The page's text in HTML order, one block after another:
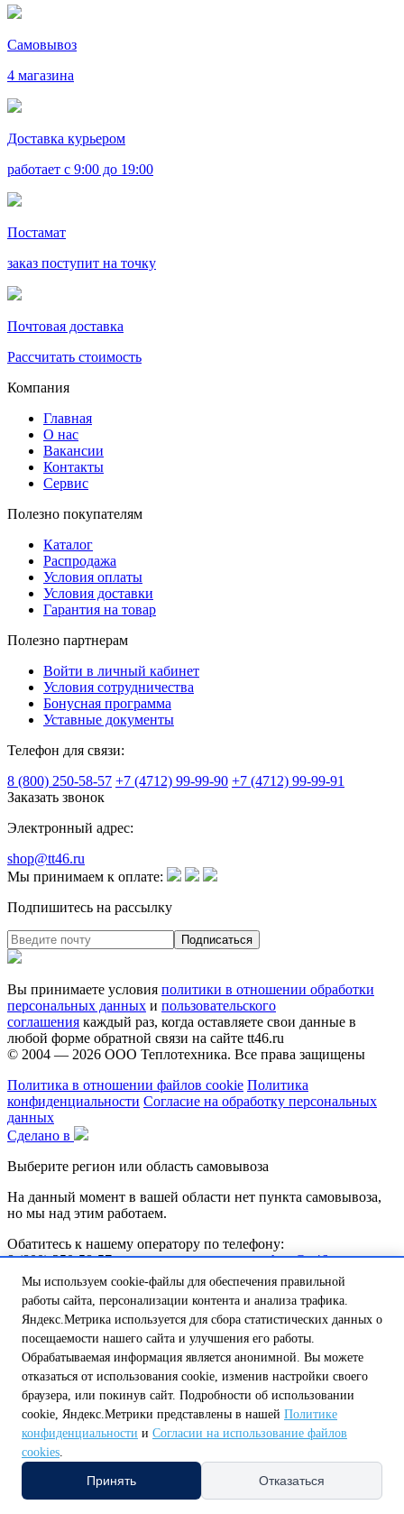
Самовывоз
4 магазина
Доставка курьером
работает с 9:00 до 19:00
Постамат
заказ поступит на точку
Почтовая доставка
Рассчитать стоимость
Компания
Главная
О нас
Вакансии
Контакты
Сервис
Полезно покупателям
Каталог
Распродажа
Условия оплаты
Условия доставки
Гарантия на товар
Полезно партнерам
Войти в личный кабинет
Условия сотрудничества
Бонусная программа
Уставные документы
Телефон для связи:
8 (800) 250-58-57 +7 (4712) 99-99-90 +7 (4712) 99-99-91
Заказать звонок
Электронный адрес:
shop@tt46.ru
Мы принимаем к оплате:
Подпишитесь на рассылку
Вы принимаете условия политики в отношении обработки
персональных данных и пользовательского
соглашения каждый раз, когда оставляете свои данные в
любой форме обратной связи на сайте tt46.ru
© 2004 — 2026 ООО Теплотехника. Все права защищены
Политика в отношении файлов cookie Политика
конфиденциальности Согласие на обработку персональных
данных
Сделано в
Выберите регион или область самовывоза
На данный момент в вашей области нет пункта самовывоза,
но мы над этим работаем.
Обатитесь к нашему оператору по телефону:
8 (800) 250-58-57 или напишите на почтуshop@tt46.ru
и мы поможем вам доставить товар.
Белгородская обл. Калужская обл. Курская обл. Липецкая обл.
Нижегородская обл. Орловская обл. Смоленская обл. Тульская
обл.
Амурская обл. Архангельская обл.
Астраханская обл.
Белгородская обл. Брянская обл.
Владимирская обл. Волгоградская обл. Вологодская обл.
Воронежская обл.
Еврейская автономная обл.
Мы используем cookie-файлы для обеспечения правильной
работы сайта, персонализации контента и анализа трафика.
Яндекс.Метрика используется для сбора статистических данных о
посещаемости нашего сайта и улучшения его работы.
Обрабатываемая информация является анонимной. Вы можете
отказаться от использования cookie, изменив настройки своего
браузера, или покинув сайт. Подробности об использовании
cookie, Яндекс.Метрики представлены в нашей Политике
конфиденциальности и Согласии на использование файлов
cookies.
Принять Отказаться